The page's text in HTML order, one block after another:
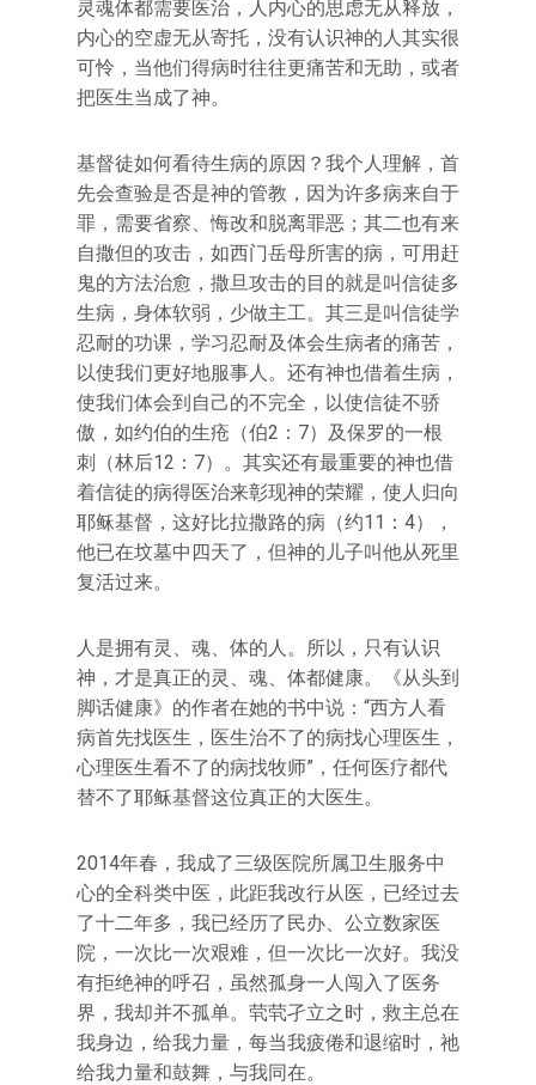
灵魂体都需要医治，人内心的思虑无从释放，
内心的空虚无从寄托，没有认识神的人其实很
可怜，当他们得病时往往更痛苦和无助，或者
把医生当成了神。
基督徒如何看待生病的原因？我个人理解，首
先会查验是否是神的管教，因为许多病来自于
罪，需要省察、悔改和脱离罪恶；其二也有来
自撒但的攻击，如西门岳母所害的病，可用赶
鬼的方法治愈，撒旦攻击的目的就是叫信徒多
生病，身体软弱，少做主工。其三是叫信徒学
忍耐的功课，学习忍耐及体会生病者的痛苦，
以使我们更好地服事人。还有神也借着生病，
使我们体会到自己的不完全，以使信徒不骄
傲，如约伯的生疮（伯2：7）及保罗的一根
刺（林后12：7）。其实还有最重要的神也借
着信徒的病得医治来彰现神的荣耀，使人归向
耶稣基督，这好比拉撒路的病（约11：4），
他已在坟墓中四天了，但神的儿子叫他从死里
复活过来。
人是拥有灵、魂、体的人。所以，只有认识
神，才是真正的灵、魂、体都健康。《从头到
脚话健康》的作者在她的书中说：“西方人看
病首先找医生，医生治不了的病找心理医生，
心理医生看不了的病找牧师”，任何医疗都代
替不了耶稣基督这位真正的大医生。
2014年春，我成了三级医院所属卫生服务中
心的全科类中医，此距我改行从医，已经过去
了十二年多，我已经历了民办、公立数家医
院，一次比一次艰难，但一次比一次好。我没
有拒绝神的呼召，虽然孤身一人闯入了医务
界，我却并不孤单。茕茕孑立之时，救主总在
我身边，给我力量，每当我疲倦和退缩时，祂
给我力量和鼓舞，与我同在。